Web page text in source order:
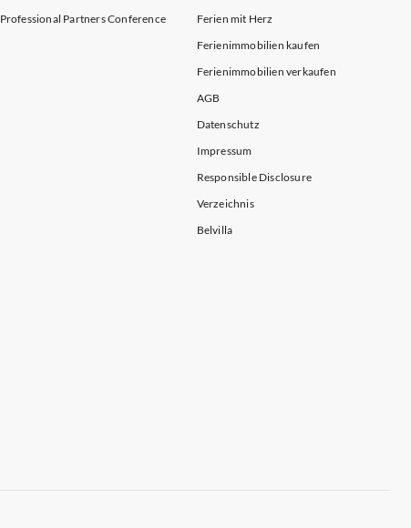
Professional Partners Conference
Ferien mit Herz
Ferienimmobilien kaufen
Ferienimmobilien verkaufen
AGB
Datenschutz
Impressum
Responsible Disclosure
Verzeichnis
Belvilla